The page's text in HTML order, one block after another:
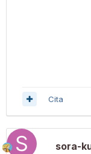
Cita
sora-